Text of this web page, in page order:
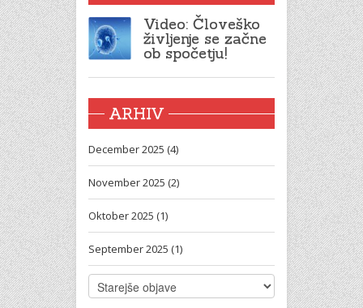
Video: Človeško
življenje se začne
ob spočetju!
ARHIV
December 2025 (4)
November 2025 (2)
Oktober 2025 (1)
September 2025 (1)